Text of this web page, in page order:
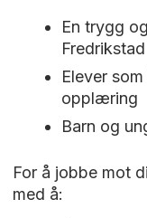
En trygg
Fredrikstad
Elever
opplæring
Barn og
For å jobbe mot
med å: